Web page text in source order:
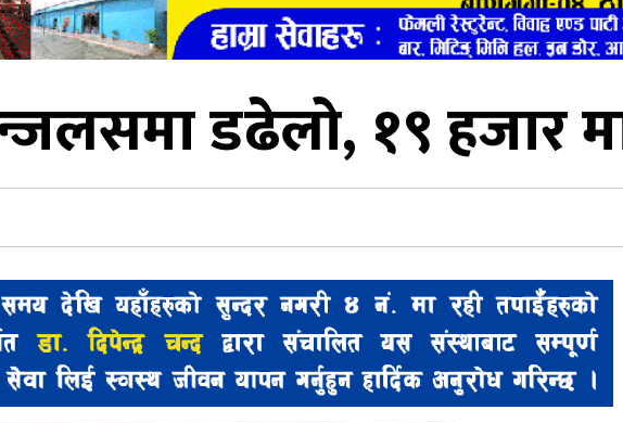
डढेलो, १९ हजार